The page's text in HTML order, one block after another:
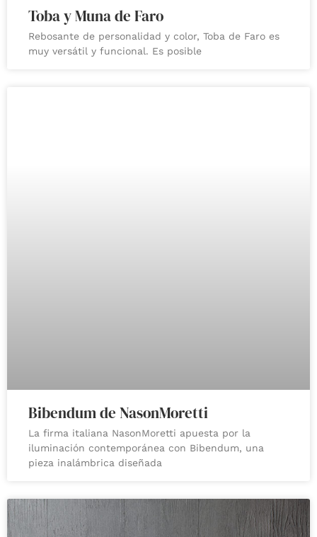
Toba y Muna de Faro
Rebosante de personalidad y color, Toba de Faro es
muy versátil y funcional. Es posible
Bibendum de NasonMoretti
La firma italiana NasonMoretti apuesta por la
iluminación contemporánea con Bibendum, una
pieza inalámbrica diseñada